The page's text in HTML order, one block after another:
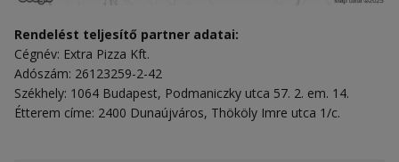
Rendelést teljesítő partner adatai:
Cégnév: Extra Pizza Kft.
Adószám: 26123259-2-42
Székhely: 1064 Budapest, Podmaniczky utca 57. 2. em. 14.
Étterem címe: 2400 Dunaújváros, Thököly Imre utca 1/c.